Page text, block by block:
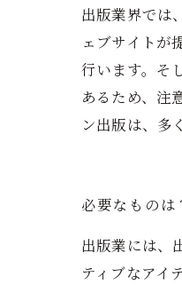
出版業界では
ェブサイトが
行います。そ
あるため、注
ン出版は、多
必要なものは
出版業には、
ティブなアイ